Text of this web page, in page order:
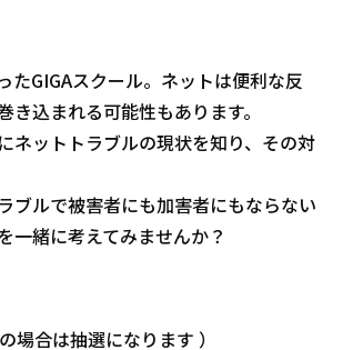
たGIGAスクール。ネットは便利な反
き込まれる可能性もあります。
ネットトラブルの現状を知り、その対
ブルで被害者にも加害者にもならない
一緒に考えてみませんか？
場合は抽選になります ）